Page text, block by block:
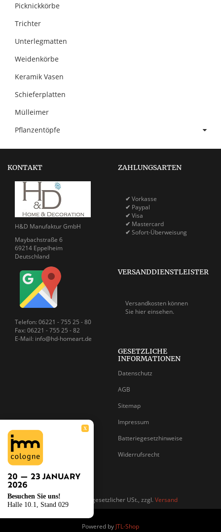
X
Besuchen Sie uns!
Halle 10.1, Stand 029
Picknickkörbe
Trichter
Unterlegmatten
Weidenkörbe
Keramik Vasen
Schieferplatten
Mülleimer
Pflanzentöpfe
KONTAKT
H&D Manufaktur GmbH
Maybachstraße 6
69214 Eppelheim
Deutschland
Telefon: 06221 - 755 25 - 80
Fax: 06221 - 755 25 - 82
E-Mail: info@hd-homeart.de
ZAHLUNGSARTEN
✔ Vorkasse
✔ Paypal
✔ Visa
✔ Mastercard
✔ Sofort-Überweisung
VERSANDDIENSTLEISTER
Versandkosten können
Sie hier einsehen.
GESETZLICHE
INFORMATIONEN
Datenschutz
AGB
Sitemap
Impressum
Batteriegesetzhinweise
Widerrufsrecht
* Alle Preise inkl. gesetzlicher USt., zzgl. Versand
Powered by JTL-Shop